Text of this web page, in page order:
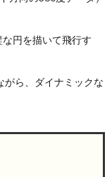
円を描いて飛行す
がら、ダイナミックな